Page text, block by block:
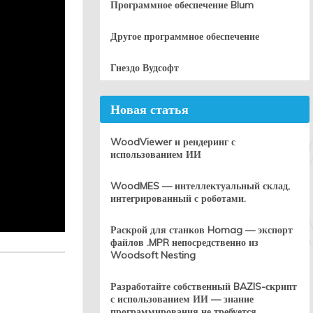
Программное обеспечение Blum
Другое программное обеспечение
Гнездо Вудсофт
Новая статья
WoodViewer и рендеринг с
использованием ИИ
WoodMES — интеллектуальный склад,
интегрированный с роботами.
Раскрой для станков Homag — экспорт
файлов .MPR непосредственно из
Woodsoft Nesting
Разработайте собственный BAZIS-скрипт
с использованием ИИ — знание